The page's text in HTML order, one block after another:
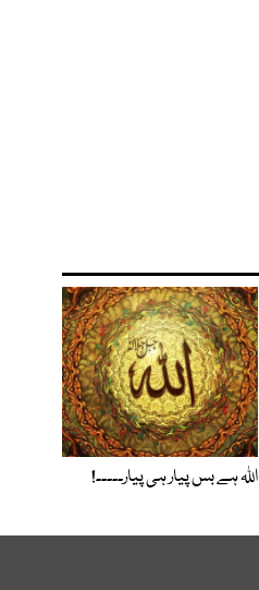
اﷲ ہے بس پیار ہی پیار۔۔۔۔۔!